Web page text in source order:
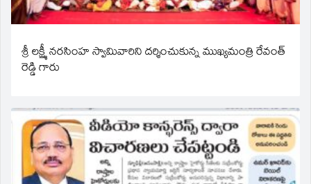
శ్రీ లక్ష్మీ నరసింహ స్వామివారిని దర్శించుకున్న ముఖ్యమంత్రి రేవంత్
రెడ్డి గారు